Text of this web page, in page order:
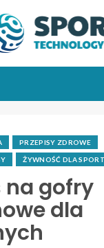
PRZEPISY ZDROWE
ŻYWNOŚĆ DLA
na gofry
dla